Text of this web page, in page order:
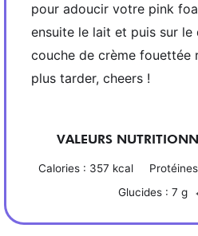
pour adoucir votre pink
ensuite le lait et puis sur le
couche de crème fouettée
plus tarder, cheers !
VALEURS
Calories : 357 kcal
Glucides :7 g